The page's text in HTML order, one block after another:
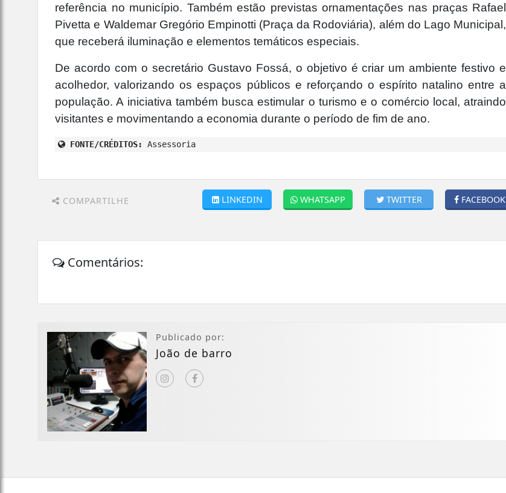
referência no município. Também estão previstas ornamentações nas praças Rafael
Pivetta e Waldemar Gregório Empinotti (Praça da Rodoviária), além do Lago Municipal,
que receberá iluminação e elementos temáticos especiais.
De acordo com o secretário Gustavo Fossá, o objetivo é criar um ambiente festivo e
acolhedor, valorizando os espaços públicos e reforçando o espírito natalino entre a
população. A iniciativa também busca estimular o turismo e o comércio local, atraindo
visitantes e movimentando a economia durante o período de fim de ano.
FONTE/CRÉDITOS: Assessoria
COMPARTILHE FACEBOOK
TWITTER
WHATSAPP
LINKEDIN
Comentários:
Publicado por:
João de barro